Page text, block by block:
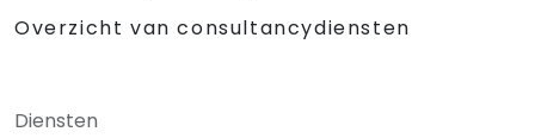
Overzicht van consultancydiensten
Diensten